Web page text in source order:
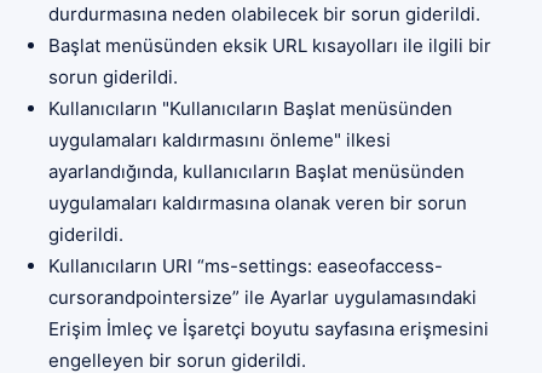
durdurmasına neden olabilecek bir sorun giderildi.
Başlat menüsünden eksik URL kısayolları ile ilgili bir
sorun giderildi.
Kullanıcıların "Kullanıcıların Başlat menüsünden
uygulamaları kaldırmasını önleme" ilkesi
ayarlandığında, kullanıcıların Başlat menüsünden
uygulamaları kaldırmasına olanak veren bir sorun
giderildi.
Kullanıcıların URI “ms-settings: easeofaccess-
cursorandpointersize” ile Ayarlar uygulamasındaki
Erişim İmleç ve İşaretçi boyutu sayfasına erişmesini
engelleyen bir sorun giderildi.